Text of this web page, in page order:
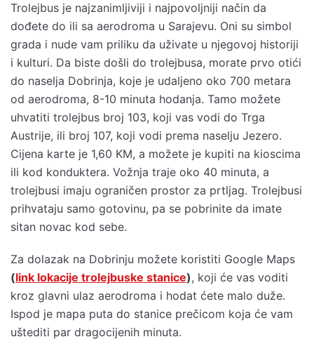
Trolejbus je najzanimljiviji i najpovoljniji način da
dođete do ili sa aerodroma u Sarajevu. Oni su simbol
grada i nude vam priliku da uživate u njegovoj historiji
i kulturi. Da biste došli do trolejbusa, morate prvo otići
do naselja Dobrinja, koje je udaljeno oko 700 metara
od aerodroma, 8-10 minuta hodanja. Tamo možete
uhvatiti trolejbus broj 103, koji vas vodi do Trga
Austrije, ili broj 107, koji vodi prema naselju Jezero.
Cijena karte je 1,60 KM, a možete je kupiti na kioscima
ili kod konduktera. Vožnja traje oko 40 minuta, a
trolejbusi imaju ograničen prostor za prtljag. Trolejbusi
prihvataju samo gotovinu, pa se pobrinite da imate
sitan novac kod sebe.
Za dolazak na Dobrinju možete koristiti Google Maps
(link lokacije trolejbuske stanice), koji će vas voditi
kroz glavni ulaz aerodroma i hodat ćete malo duže.
Ispod je mapa puta do stanice prečicom koja će vam
uštediti par dragocijenih minuta.